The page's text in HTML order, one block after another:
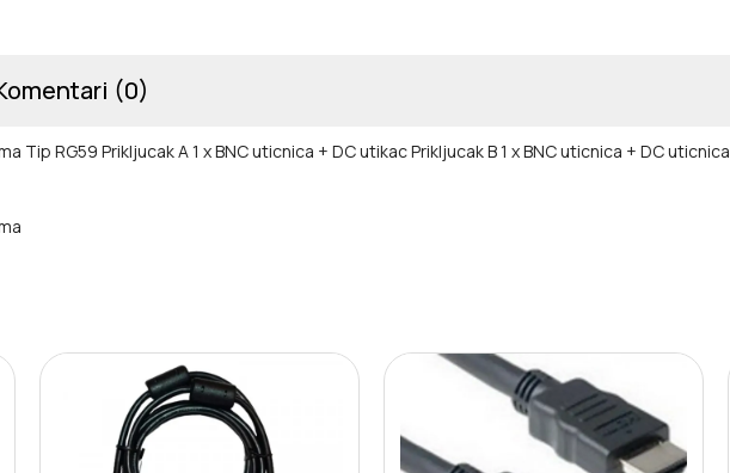
(0)
Tip RG59 Prikljucak A 1 x BNC uticnica + DC utikacPrikljucak B 1 x BNC uticnica + DC uticnica